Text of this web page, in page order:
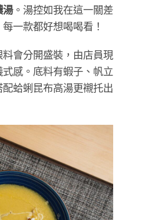
湯。湯控如我在這一關差
一款都好想喝喝看！
會分開盛裝，由店員現
感。底料有蝦子、帆立
蛤蜊昆布高湯更襯托出